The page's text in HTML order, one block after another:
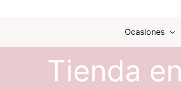
Ocasiones
Tienda